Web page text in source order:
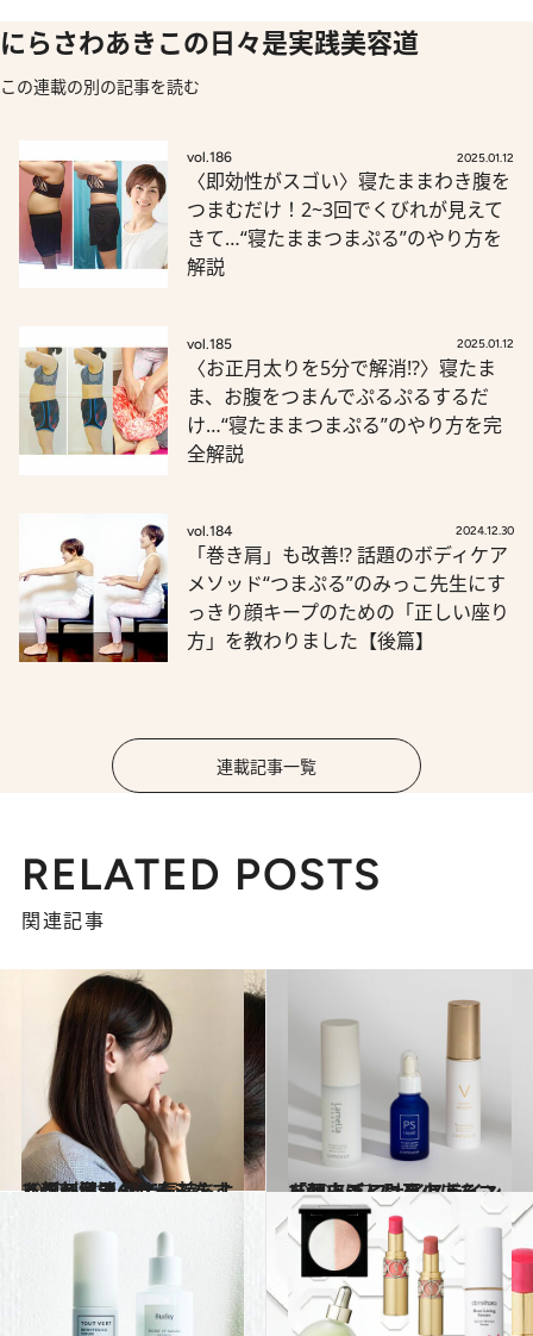
にらさわあきこの日々是実践美容道
この連載の別の記事を読む
vol.186 2025.01.12
〈即効性がスゴい〉寝たままわき腹を
つまむだけ！2~3回でくびれが見えて
きて…“寝たままつまぷる”のやり方を
解説
vol.185 2025.01.12
〈お正月太りを5分で解消!?〉寝たま
ま、お腹をつまんでぷるぷるするだ
け…“寝たままつまぷる”のやり方を完
全解説
vol.184 2024.12.30
「巻き肩」も改善!? 話題のボディケア
メソッド“つまぷる”のみっこ先生にす
っきり顔キープのための「正しい座り
方」を教わりました【後篇】
連載記事一覧
RELATED POSTS
関連記事
2020.5.31
あごと目元のたるみをすっきり解消 指で気持ちよく顔刺激マッサージ
ビューティ＆ヘルス 2020.5.17
「顔上げ」に耳の上をマッサージ フェイスラインを頭皮ごと引き上げる
ビューティ＆ヘルス